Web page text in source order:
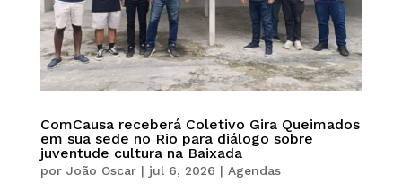
ComCausa receberá Coletivo Gira Queimados
em sua sede no Rio para diálogo sobre
juventude cultura na Baixada
por João Oscar| jul 6, 2026 | Agendas